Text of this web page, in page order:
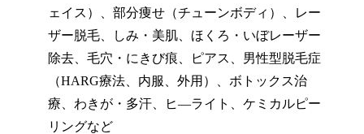
ェイス）、部分痩せ（チューンボディ）、レー
ザー脱毛、しみ・美肌、ほくろ・いぼレーザー
除去、毛穴・にきび痕、ピアス、男性型脱毛症
（HARG療法、内服、外用）、ボトックス治
療、わきが・多汗、ヒ―ライト、ケミカルピー
リングなど